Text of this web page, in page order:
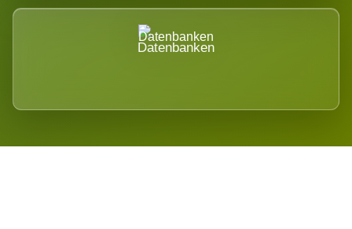
Datenbanken